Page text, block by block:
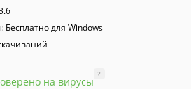
Бесплатно для Windows
на вирусы
?